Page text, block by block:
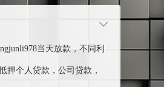
当天放款，不同利
押个人贷款，公司贷款，